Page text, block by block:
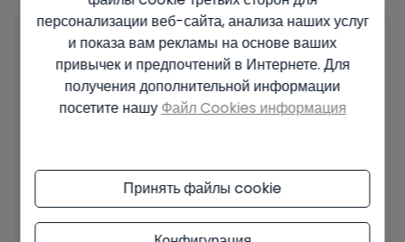
Ваше полное имя*
Ваш номер телефона*
персонализации веб-сайта, анализа наших услуг
и показа вам рекламы на основе ваших
привычек и предпочтений в Интернете. Для
получения дополнительной информации
посетите нашуФайл Cookies информация
Принять файлы cookie